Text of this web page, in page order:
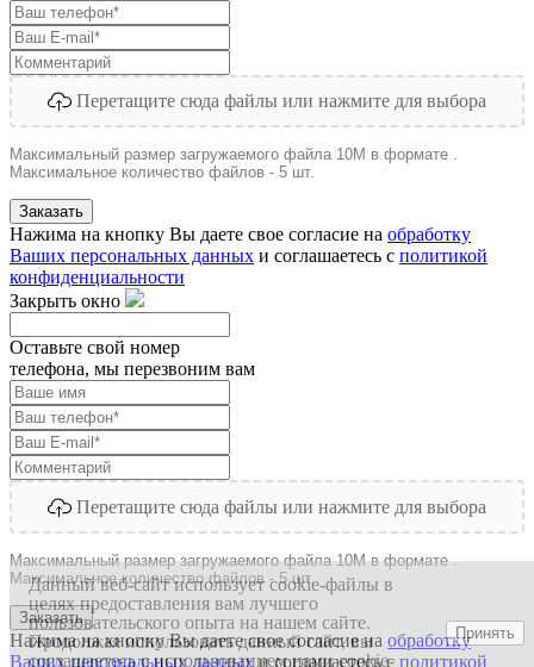
Перетащите сюда файлы или нажмите для выбора
Максимальный размер загружаемого файла 10M в формате .
Максимальное количество файлов - 5 шт.
Заказать
Нажима на кнопку Вы даете свое согласие на обработку
Ваших персональных данных и соглашаетесь с политикой
конфиденциальности
Закрыть окно
Оставьте свой номер
телефона, мы перезвоним вам
Перетащите сюда файлы или нажмите для выбора
Максимальный размер загружаемого файла 10M в формате .
Максимальное количество файлов - 5 шт.
Заказать
Нажима на кнопку Вы даете свое согласие на обработку
Ваших персональных данныхи соглашаетесь с политикой
Данный веб-сайт использует cookie-файлы в
целях предоставления вам лучшего
пользовательского опыта на нашем сайте.
Продолжая использовать данный сайт, вы
соглашаетесь с использованием нами cookie-
Принять